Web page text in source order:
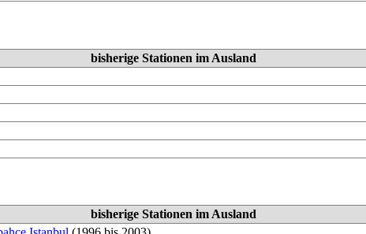
bisherige Stationen im Ausland
bisherige Stationen im Ausland